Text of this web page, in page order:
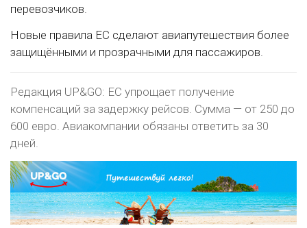
перевозчиков.
Новые правила ЕС сделают авиапутешествия более
защищёнными и прозрачными для пассажиров.
Редакция UP&GO: ЕС упрощает получение
компенсаций за задержку рейсов. Сумма — от 250 до
600 евро. Авиакомпании обязаны ответить за 30
дней.